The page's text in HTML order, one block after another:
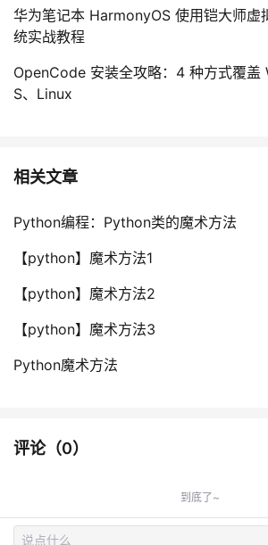
华为笔记本 HarmonyOS 使用铠大师虚
统实战教程
OpenCode 安装全攻略：4 种方式覆
S、Linux
相关文章
Python编程：Python类的魔术方法
【python】魔术方法1
【python】魔术方法2
【python】魔术方法3
Python魔术方法
评论（0）
到底了~